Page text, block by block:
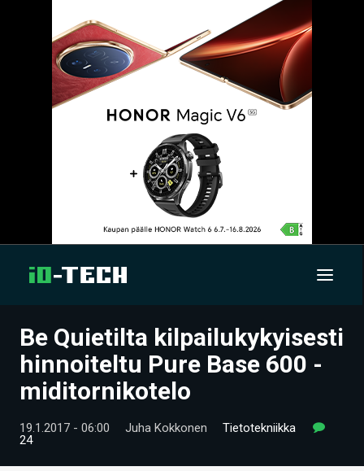
UUTISET
ARTIKKELIT
VIDEOT
Be Quietilta kilpailukykyisesti
hinnoiteltu Pure Base 600 -
miditornikotelo
19.1.2017 - 06:00 Juha Kokkonen
Tietotekniikka
24